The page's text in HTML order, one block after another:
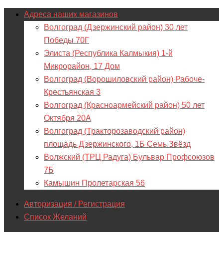
Адреса наших магазинов
Волгоград (Дзержинский район) 30 лет
Победы 70Г
Элиста (Республика Калмыкия) 1-й
Микрорайон, 17 Дом
Волгоград (Ворошиловский район) Рабоче-
Крестьянская 3
Волгоград (Красноармейский район) 50 лет
Октября 20А
Волгоград (Тракторозаводский район)
площадь Дзержинского, 1Б Семь Звёзд
Волжский (ТРЦ Радуга) Бульвар Профсоюзов
7Б
Камышин Пролетарская 56
Авторизация / Регистрация
Список Желаний